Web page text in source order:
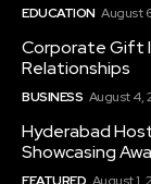
EDUCATION August
Corporate Gift
Relationships
BUSINESS August 4,
Hyderabad
Showcasing